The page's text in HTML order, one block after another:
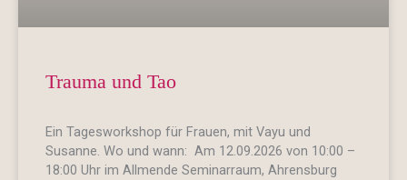
Trauma und Tao
Ein Tagesworkshop für Frauen, mit Vayu und
Susanne. Wo und wann: Am 12.09.2026 von 10:00 –
18:00 Uhr im Allmende Seminarraum, Ahrensburg